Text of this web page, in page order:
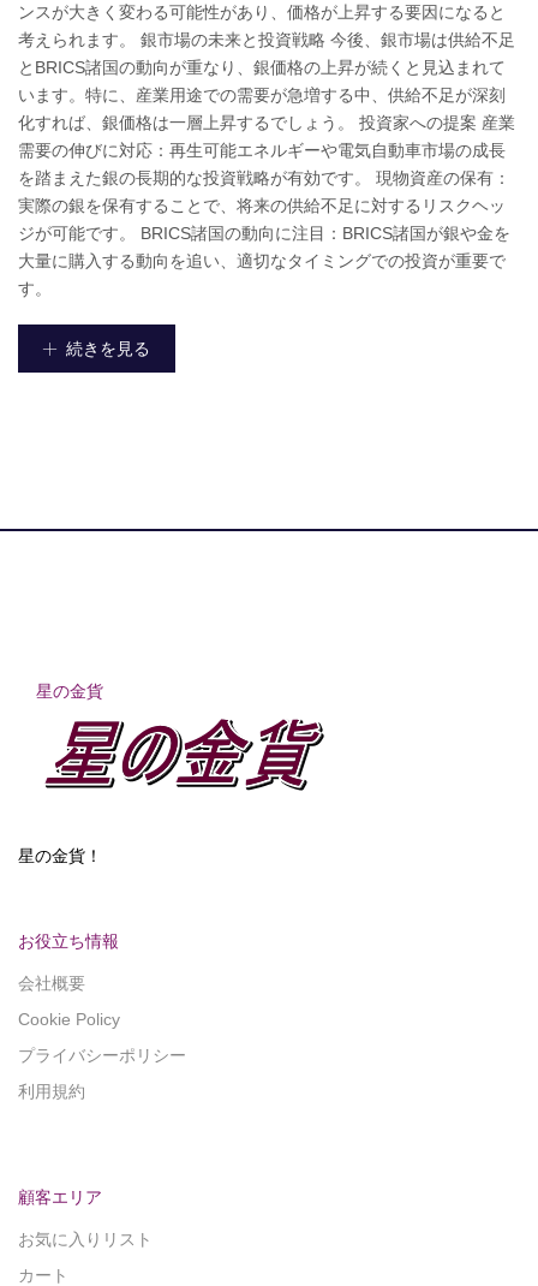
ンスが大きく変わる可能性があり、価格が上昇する要因になると
考えられます。 銀市場の未来と投資戦略 今後、銀市場は供給不足
とBRICS諸国の動向が重なり、銀価格の上昇が続くと見込まれて
います。特に、産業用途での需要が急増する中、供給不足が深刻
化すれば、銀価格は一層上昇するでしょう。 投資家への提案 産業
需要の伸びに対応：再生可能エネルギーや電気自動車市場の成長
を踏まえた銀の長期的な投資戦略が有効です。 現物資産の保有：
実際の銀を保有することで、将来の供給不足に対するリスクヘッ
ジが可能です。 BRICS諸国の動向に注目：BRICS諸国が銀や金を
大量に購入する動向を追い、適切なタイミングでの投資が重要で
す。
続きを見る
星の金貨
星の金貨！
お役立ち情報
会社概要
Cookie Policy
プライバシーポリシー
利用規約
顧客エリア
お気に入りリスト
カート